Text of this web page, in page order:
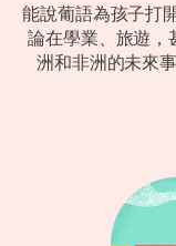
能說葡語為孩子打
論在學業、旅遊，
洲和非洲的未來